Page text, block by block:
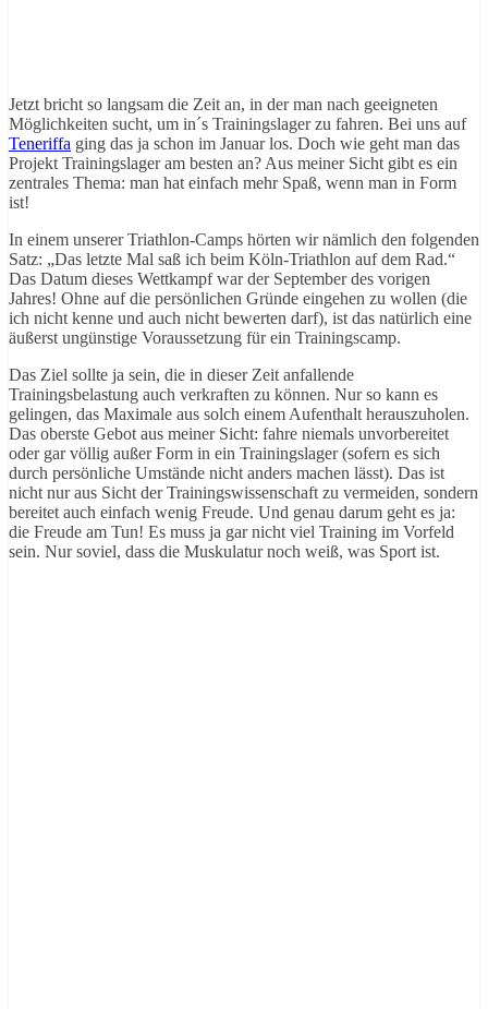
Jetzt bricht so langsam die Zeit an, in der man nach geeigneten
Möglichkeiten sucht, um in´s Trainingslager zu fahren. Bei uns auf
Teneriffa ging das ja schon im Januar los. Doch wie geht man das
Projekt Trainingslager am besten an? Aus meiner Sicht gibt es ein
zentrales Thema: man hat einfach mehr Spaß, wenn man in Form
ist!
In einem unserer Triathlon-Camps hörten wir nämlich den folgenden
Satz: „Das letzte Mal saß ich beim Köln-Triathlon auf dem Rad.“
Das Datum dieses Wettkampf war der September des vorigen
Jahres! Ohne auf die persönlichen Gründe eingehen zu wollen (die
ich nicht kenne und auch nicht bewerten darf), ist das natürlich eine
äußerst ungünstige Voraussetzung für ein Trainingscamp.
Das Ziel sollte ja sein, die in dieser Zeit anfallende
Trainingsbelastung auch verkraften zu können. Nur so kann es
gelingen, das Maximale aus solch einem Aufenthalt herauszuholen.
Das oberste Gebot aus meiner Sicht: fahre niemals unvorbereitet
oder gar völlig außer Form in ein Trainingslager (sofern es sich
durch persönliche Umstände nicht anders machen lässt). Das ist
nicht nur aus Sicht der Trainingswissenschaft zu vermeiden, sondern
bereitet auch einfach wenig Freude. Und genau darum geht es ja:
die Freude am Tun! Es muss ja gar nicht viel Training im Vorfeld
sein. Nur soviel, dass die Muskulatur noch weiß, was Sport ist.